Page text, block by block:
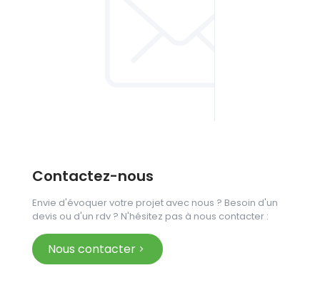
Contactez-nous
Envie d'évoquer votre projet avec nous ? Besoin d'un
devis ou d'un rdv ? N'hésitez pas à nous contacter :
Nous contacter